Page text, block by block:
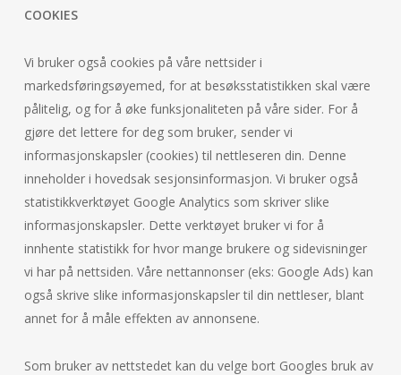
COOKIES
Vi bruker også cookies på våre nettsider i
markedsføringsøyemed, for at besøksstatistikken skal være
pålitelig, og for å øke funksjonaliteten på våre sider. For å
gjøre det lettere for deg som bruker, sender vi
informasjonskapsler (cookies) til nettleseren din. Denne
inneholder i hovedsak sesjonsinformasjon. Vi bruker også
statistikkverktøyet Google Analytics som skriver slike
informasjonskapsler. Dette verktøyet bruker vi for å
innhente statistikk for hvor mange brukere og sidevisninger
vi har på nettsiden. Våre nettannonser (eks: Google Ads) kan
også skrive slike informasjonskapsler til din nettleser, blant
annet for å måle effekten av annonsene.
Som bruker av nettstedet kan du velge bort Googles bruk av